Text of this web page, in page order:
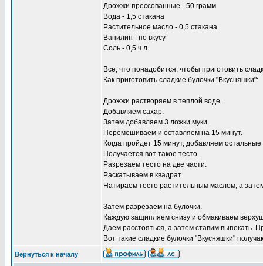
Дрожжи прессованные - 50 грамм
Вода - 1,5 стакана
Растительное масло - 0,5 стакана
Ванилин - по вкусу
Соль - 0,5 ч.л.
Все, что понадобится, чтобы приготовить
Как приготовить сладкие булочки "Вкусняшки":
Дрожжи растворяем в теплой воде.
Добавляем сахар.
Затем добавляем 3 ложки муки.
Перемешиваем и оставляем на 15 минут.
Когда пройдет 15 минут, добавляем
Получается вот такое тесто.
Разрезаем тесто на две части.
Раскатываем в квадрат.
Натираем тесто растительным маслом, а
Затем разрезаем на булочки.
Каждую защипляем снизу и обмакиваем
Даем расстояться, а затем ставим выпекать.
Вот такие сладкие булочки "Вкусняшки"
Вернуться к началу